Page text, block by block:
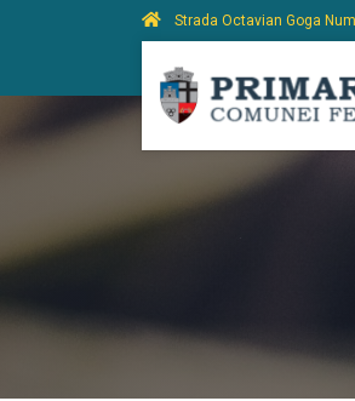
Strada Octavian Goga